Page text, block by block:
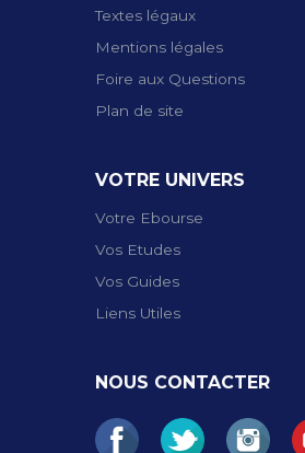
Textes légaux
Mentions légales
Foire aux Questions
Plan de site
VOTRE UNIVERS
Votre Ebourse
Vos Etudes
Vos Guides
Liens Utiles
NOUS CONTACTER